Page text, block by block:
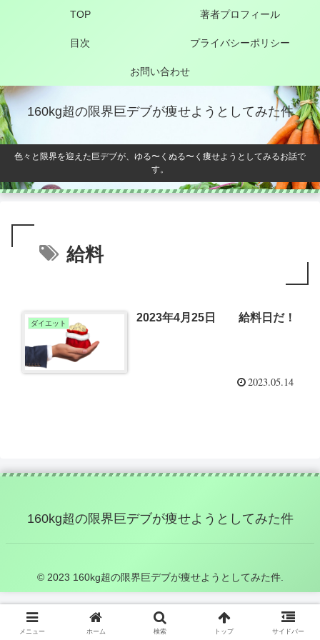
160kg超の限界巨デブが痩せようとしてみた件
色々と限界を迎えた巨デブが、ゆる〜くぬる〜く痩せようとしてみるお話で
す。
TOP 著者プロフィール
目次 プライバシーポリシー
お問い合わせ
給料
ダイエット 2023年4月25日 給料日だ！
2023.05.14
160kg超の限界巨デブが痩せようとしてみた件
© 2023 160kg超の限界巨デブが痩せようとしてみた件.
メニュー ホーム 検索 トップ サイドバー